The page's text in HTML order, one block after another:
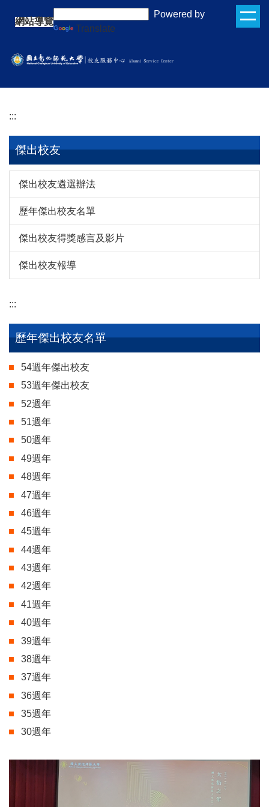
要
內
網站導覽
Powered by
Translate
:::
傑出校友
傑出校友遴選辦法
歷年傑出校友名單
傑出校友得獎感言及影片
傑出校友報導
:::
歷年傑出校友名單
54週年傑出校友
53週年傑出校友
52週年
51週年
50週年
49週年
48週年
47週年
46週年
45週年
44週年
43週年
42週年
41週年
40週年
39週年
38週年
37週年
36週年
35週年
30週年